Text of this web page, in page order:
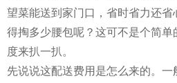
望菜能送到家门口，省时省力还
得掏多少腰包呢？这可不是个简单
度来扒一扒。
先说说这配送费用是怎么来的。